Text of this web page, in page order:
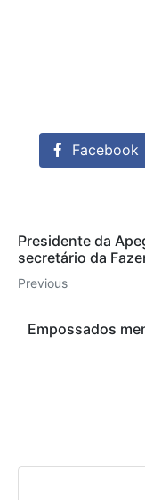
Facebook
Presidente da
secretário da
Previous
Empossados